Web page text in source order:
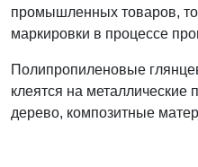
промышленных товаров,
маркировки в процессе
Полипропиленовые
клеятся на металлические
дерево, композитные